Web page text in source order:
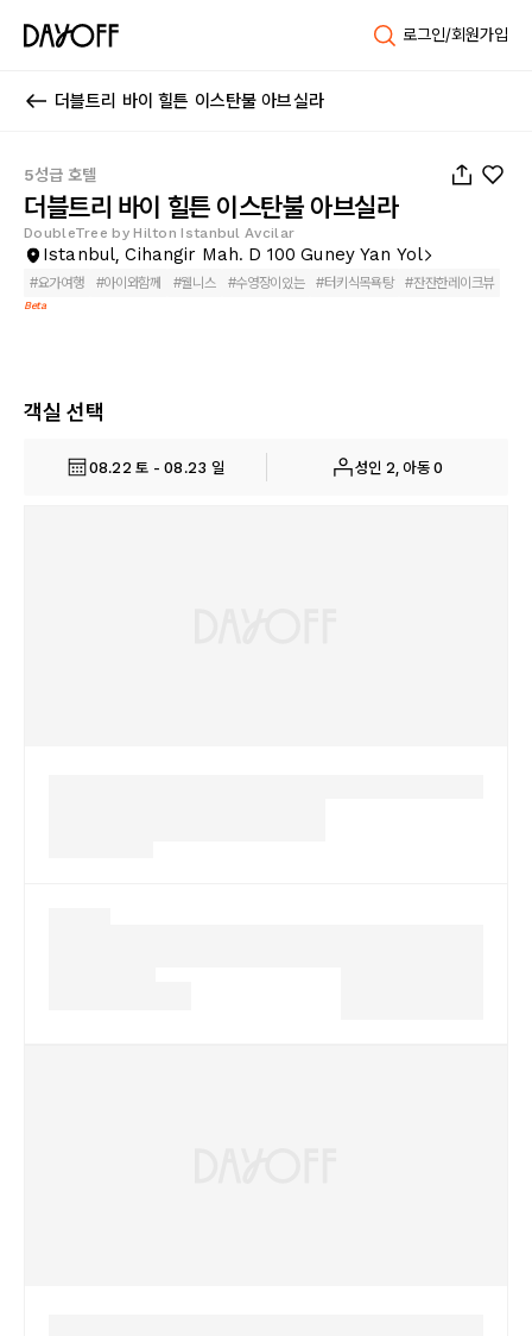
로그인/회원가입
더블트리 바이 힐튼 이스탄불 아브실라
5성급 호텔
더블트리 바이 힐튼 이스탄불 아브실라
DoubleTree by Hilton Istanbul Avcilar
Istanbul, Cihangir Mah. D 100 Guney Yan Yol
#요가여행 #아이와함께 #웰니스 #수영장이있는 #터키식목욕탕 #잔잔한레이크뷰
Beta
객실 선택
08.22 토 - 08.23 일 성인 2, 아동 0